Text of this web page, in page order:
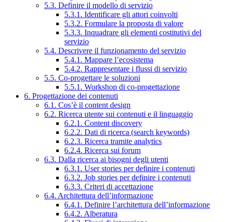
5.3. Definire il modello di servizio
5.3.1. Identificare gli attori coinvolti
5.3.2. Formulare la proposta di valore
5.3.3. Inquadrare gli elementi costitutivi del
servizio
5.4. Descrivere il funzionamento del servizio
5.4.1. Mappare l’ecosistema
5.4.2. Rappresentare i flussi di servizio
5.5. Co-progettare le soluzioni
5.5.1. Workshop di co-progettazione
6. Progettazione dei contenuti
6.1. Cos’è il content design
6.2. Ricerca utente sui contenuti e il linguaggio
6.2.1. Content discovery
6.2.2. Dati di ricerca (search keywords)
6.2.3. Ricerca tramite analytics
6.2.4. Ricerca sui forum
6.3. Dalla ricerca ai bisogni degli utenti
6.3.1. User stories per definire i contenuti
6.3.2. Job stories per definire i contenuti
6.3.3. Criteri di accettazione
6.4. Architettura dell’informazione
6.4.1. Definire l’architettura dell’informazione
6.4.2. Alberatura